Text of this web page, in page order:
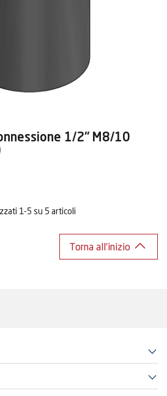
1/2" M8/10
1-5 su 5 articoli
Torna all'inizio